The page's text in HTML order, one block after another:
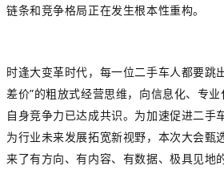
链条和竞争格局正在发生根本性重构。
时逢大变革时代，每一位二手车人都要跳
差价”的粗放式经营思维，向信息化、专
自身竞争力已达成共识。为加速促进二手
为行业未来发展拓宽新视野，本次大会甄
来了有方向、有内容、有数据、极具见地